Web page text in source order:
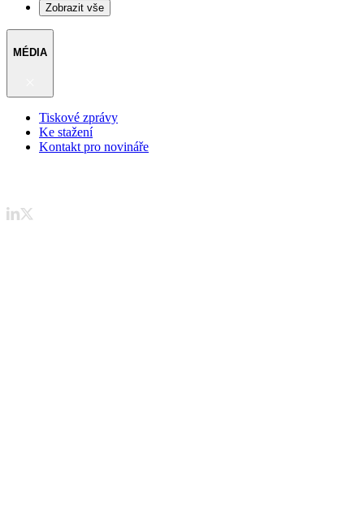
Zobrazit vše
MÉDIA
Tiskové zprávy
Ke stažení
Kontakt pro novináře